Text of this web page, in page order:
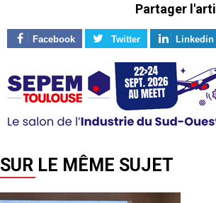
Partager
Facebook Twitter Linkedin
SUR LE MÊME SUJET